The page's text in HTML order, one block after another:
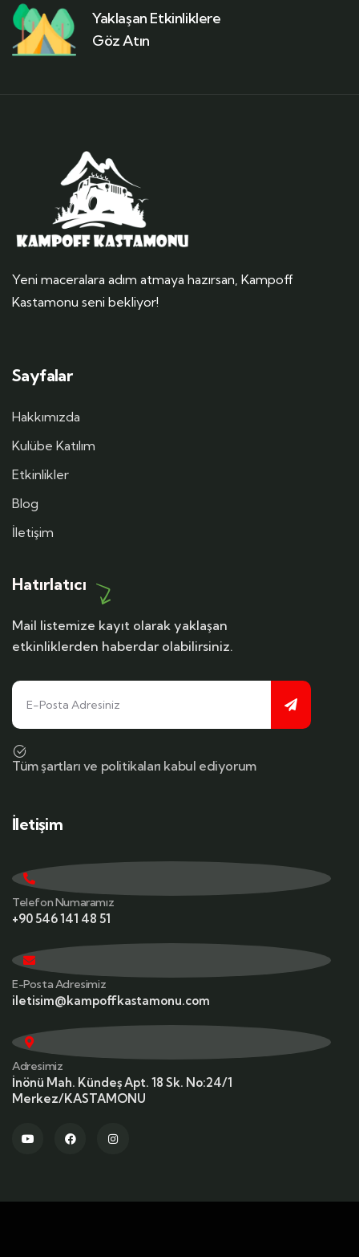
Yaklaşan Etkinliklere
Göz Atın
Yeni maceralara adım atmaya hazırsan, Kampoff
Kastamonu seni bekliyor!
Sayfalar
Hakkımızda
Kulübe Katılım
Etkinlikler
Blog
İletişim
Hatırlatıcı
Mail listemize kayıt olarak yaklaşan
etkinliklerden haberdar olabilirsiniz.
Tüm şartları ve politikaları kabul ediyorum
İletişim
Telefon Numaramız
+90 546 141 48 51
E-Posta Adresimiz
iletisim@kampoffkastamonu.com
Adresimiz
İnönü Mah. Kündeş Apt. 18 Sk. No:24/1
Merkez/KASTAMONU